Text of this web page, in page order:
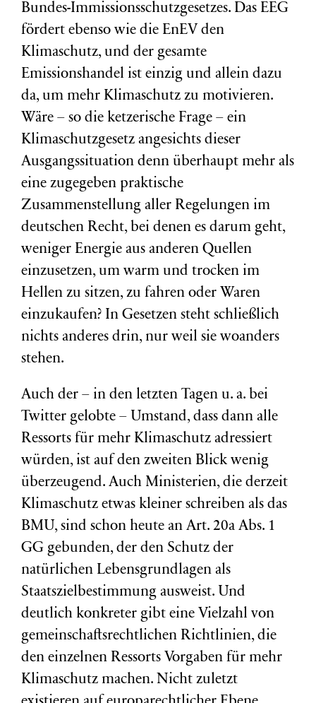
Bundes-Immissionsschutzgesetzes. Das EEG
fördert ebenso wie die EnEV den
Klimaschutz, und der gesamte
Emissionshandel ist einzig und allein dazu
da, um mehr Klimaschutz zu motivieren.
Wäre – so die ketzerische Frage – ein
Klimaschutzgesetz angesichts dieser
Ausgangssituation denn überhaupt mehr als
eine zugegeben praktische
Zusammenstellung aller Regelungen im
deutschen Recht, bei denen es darum geht,
weniger Energie aus anderen Quellen
einzusetzen, um warm und trocken im
Hellen zu sitzen, zu fahren oder Waren
einzukaufen? In Gesetzen steht schließlich
nichts anderes drin, nur weil sie woanders
stehen.
Auch der – in den letzten Tagen u. a. bei
Twitter gelobte – Umstand, dass dann alle
Ressorts für mehr Klimaschutz adressiert
würden, ist auf den zweiten Blick wenig
überzeugend. Auch Ministerien, die derzeit
Klimaschutz etwas kleiner schreiben als das
BMU, sind schon heute an Art. 20a Abs. 1
GG gebunden, der den Schutz der
natürlichen Lebensgrundlagen als
Staatszielbestimmung ausweist. Und
deutlich konkreter gibt eine Vielzahl von
gemeinschaftsrechtlichen Richtlinien, die
den einzelnen Ressorts Vorgaben für mehr
Klimaschutz machen. Nicht zuletzt